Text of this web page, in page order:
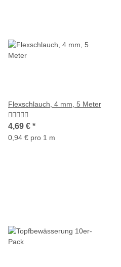
Flexschlauch, 4 mm, 5 Meter
4,69 € *
0,94 € pro 1 m